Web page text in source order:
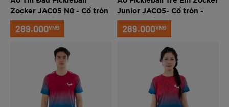
Zocker JAC05 Nữ - Cổ tròn
- Xanh chuối
289.000VNĐ
Junior JAC05- Cổ tròn -
Xanh chuối
289.000VNĐ